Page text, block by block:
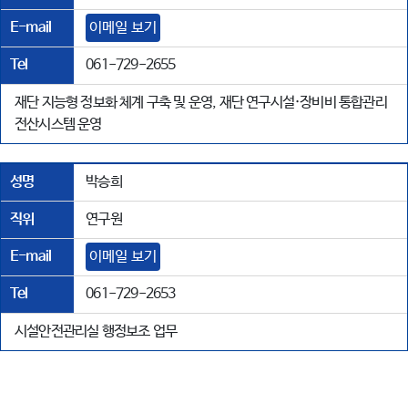
E-mail 이메일 보기
Tel 061-729-2655
재단 지능형 정보화 체계 구축 및 운영, 재단 연구시설·장비비 통합관리
전산시스템 운영
성명 박승희
직위 연구원
E-mail 이메일 보기
Tel 061-729-2653
시설안전관리실 행정보조 업무